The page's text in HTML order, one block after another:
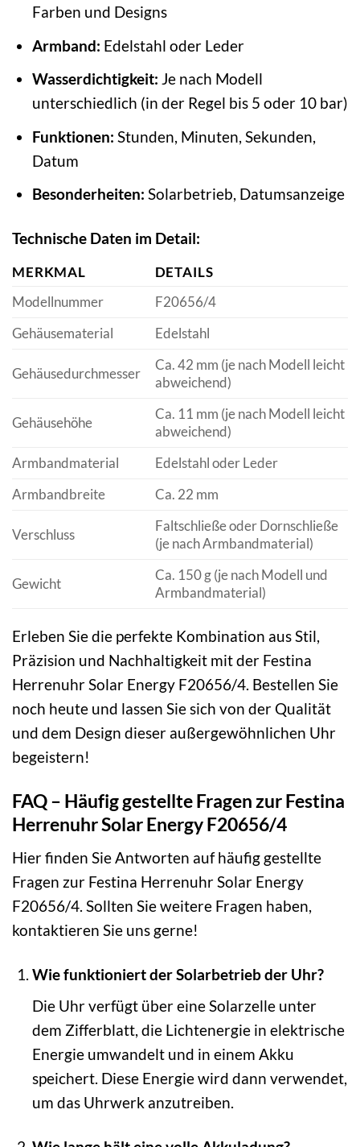
Farben und Designs
Armband: Edelstahl oder Leder
Wasserdichtigkeit: Je nach Modell
unterschiedlich (in der Regel bis 5 oder 10 bar)
Funktionen: Stunden, Minuten, Sekunden,
Datum
Besonderheiten: Solarbetrieb, Datumsanzeige
Technische Daten im Detail:
MERKMAL
DETAILS
Modellnummer
F20656/4
Gehäusematerial
Edelstahl
Gehäusedurchmesser
Ca. 42 mm (je nach Modell leicht
abweichend)
Gehäusehöhe
Ca. 11 mm (je nach Modell leicht
abweichend)
Armbandmaterial
Edelstahl oder Leder
Armbandbreite
Ca. 22 mm
Verschluss
Faltschließe oder Dornschließe
(je nach Armbandmaterial)
Gewicht
Ca. 150 g (je nach Modell und
Armbandmaterial)
Erleben Sie die perfekte Kombination aus Stil,
Präzision und Nachhaltigkeit mit der Festina
Herrenuhr Solar Energy F20656/4. Bestellen Sie
noch heute und lassen Sie sich von der Qualität
und dem Design dieser außergewöhnlichen Uhr
begeistern!
FAQ – Häufig gestellte Fragen zur Festina
Herrenuhr Solar Energy F20656/4
Hier finden Sie Antworten auf häufig gestellte
Fragen zur Festina Herrenuhr Solar Energy
F20656/4. Sollten Sie weitere Fragen haben,
kontaktieren Sie uns gerne!
Wie funktioniert der Solarbetrieb der Uhr?
Die Uhr verfügt über eine Solarzelle unter
dem Zifferblatt, die Lichtenergie in elektrische
Energie umwandelt und in einem Akku
speichert. Diese Energie wird dann verwendet,
um das Uhrwerk anzutreiben.